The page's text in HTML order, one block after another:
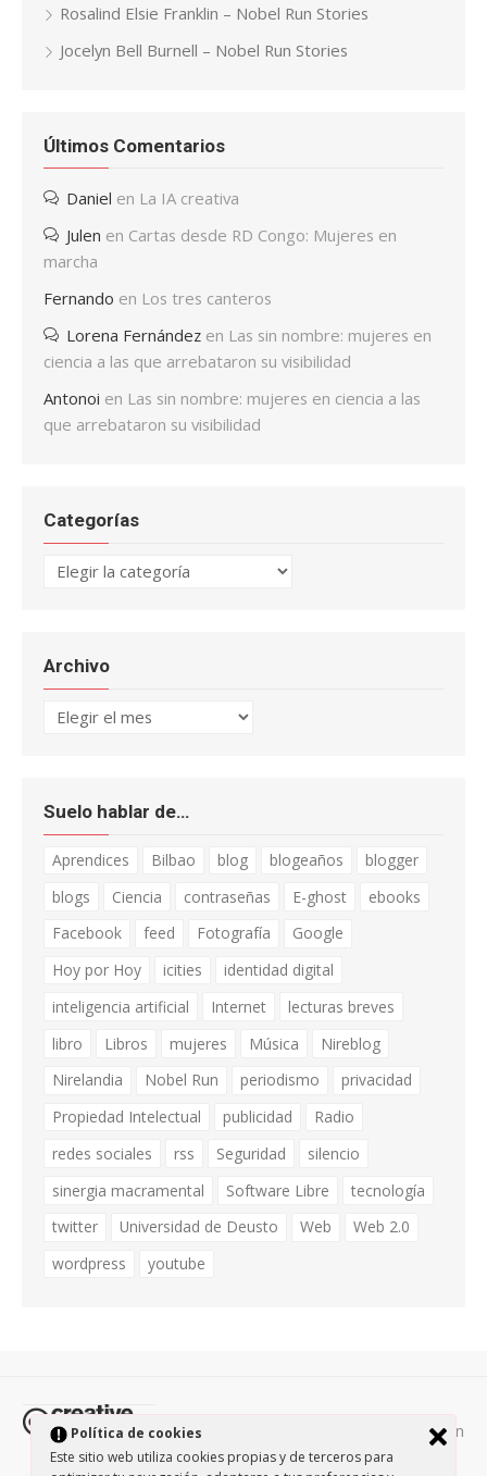
Política de cookies
Este sitio web utiliza cookies propias y de terceros para
Rosalind Elsie Franklin – Nobel Run Stories
Jocelyn Bell Burnell – Nobel Run Stories
Últimos Comentarios
Daniel en La IA creativa
Julen en Cartas desde RD Congo: Mujeres en
marcha
Fernando en Los tres canteros
Lorena Fernández en Las sin nombre: mujeres en
ciencia a las que arrebataron su visibilidad
Antonoi en Las sin nombre: mujeres en ciencia a las
que arrebataron su visibilidad
Categorías
Categorías
Archivo
Archivo
Suelo hablar de…
Aprendices Bilbao blog blogeaños
blogger
blogs
Ciencia contraseñas E-ghost
ebooks
Facebook
feed Fotografía
Google
Hoy por Hoy
icities
identidad digital
inteligencia artificial
Internet
lecturas breves
libro
Libros mujeres Música
Nireblog
Nirelandia
Nobel Run periodismo
privacidad
Propiedad Intelectual
publicidad
Radio
redes sociales
rss Seguridad
silencio
sinergia macramental
Software Libre
tecnología
twitter
Universidad de Deusto Web
Web 2.0
wordpress
youtube
Todos los contenidos de esta página están
protegidos por la licencia Creative Commons Attribution-